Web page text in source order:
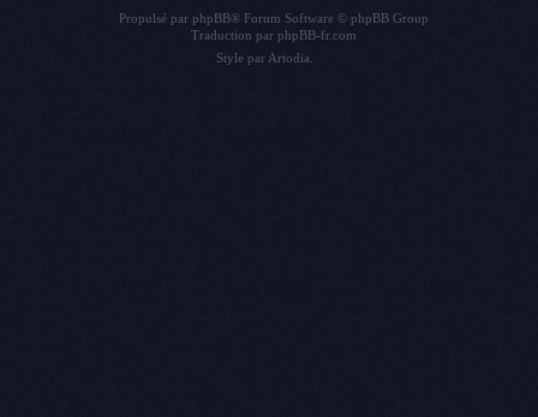
Propulsé par phpBB® Forum Software © phpBB Group
Traduction par phpBB-fr.com
Style par Artodia